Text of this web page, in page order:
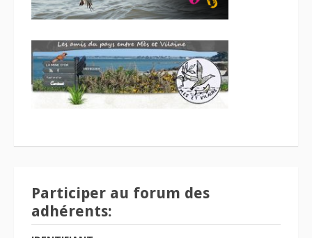
Participer au forum des
adhérents: